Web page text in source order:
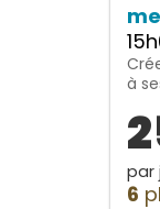
à
par
6